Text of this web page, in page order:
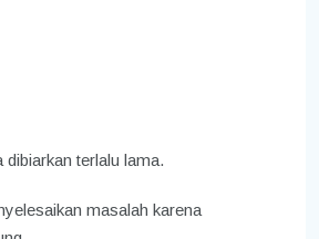
terlalu lama.
masalah karena